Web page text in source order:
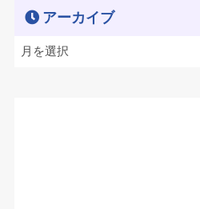
アーカイブ